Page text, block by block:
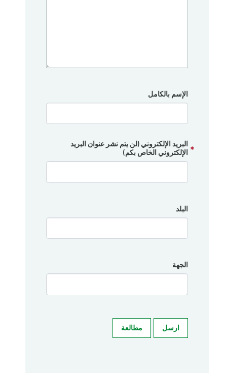
الإسم بالكامل
البريد الإلكتروني (لن يتم نشر عنوان البريد
الإلكتروني الخاص بكم)
البلد
الجهة
ارسل مطالعة